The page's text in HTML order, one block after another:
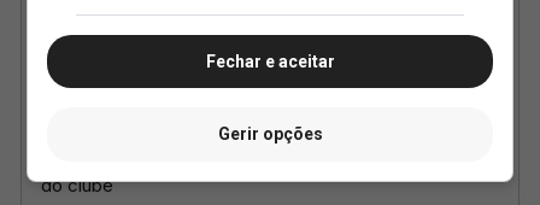
Fechar e aceitar
Gerir opções